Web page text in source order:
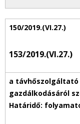
153/2019.(VI.27.)